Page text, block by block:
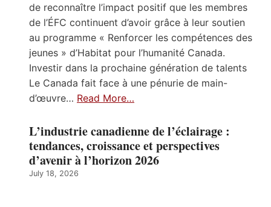
de reconnaître l’impact positif que les membres
de l’ÉFC continuent d’avoir grâce à leur soutien
au programme « Renforcer les compétences des
jeunes » d’Habitat pour l’humanité Canada.
Investir dans la prochaine génération de talents
Le Canada fait face à une pénurie de main-
d’œuvre… Read More…
L’industrie canadienne de l’éclairage :
tendances, croissance et perspectives
d’avenir à l’horizon 2026
July 18, 2026